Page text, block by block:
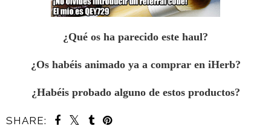
¿Qué os ha parecido este haul?
¿Os habéis animado ya a comprar en iHerb?
¿Habéis probado alguno de estos productos?
SHARE: